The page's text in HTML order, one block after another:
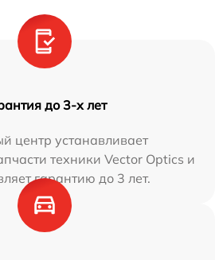
до 3-х лет
центр устанавливает
техники Vector Optics и
гарантию до 3 лет.